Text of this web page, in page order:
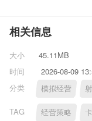
相关信息
大小
45.11MB
时间
2026-08-09
分类
模拟经营
TAG 经营策略